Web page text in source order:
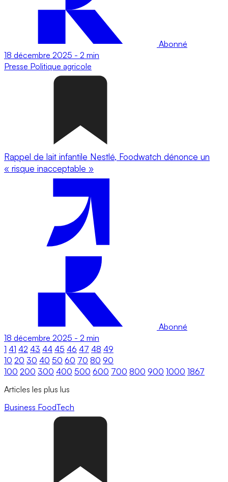
Abonné
18 décembre 2025 - 2 min
Presse Politique agricole
Rappel de lait infantile Nestlé, Foodwatch dénonce un
« risque inacceptable »
Abonné
18 décembre 2025 - 2 min
1 41 42 43 44 45 46 47 48 49
10 20 30 40 50 60 70 80 90
100 200 300 400 500 600 700 800 900 1000 1867
Articles les plus lus
Business FoodTech